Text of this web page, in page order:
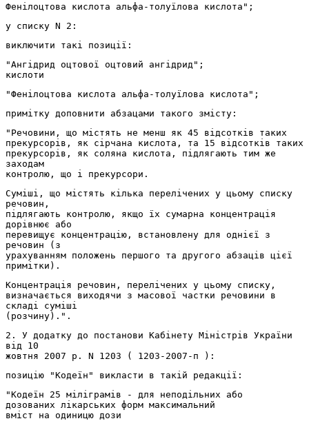
Фенілоцтова кислота альфа-толуїлова кислота";
у списку N 2:
виключити такі позиції:
"Ангідрид оцтової оцтовий ангідрид";
кислоти
"Фенілоцтова кислота альфа-толуїлова кислота";
примітку доповнити абзацами такого змісту:
"Речовини, що містять не менш як 45 відсотків таких
прекурсорів, як сірчана кислота, та 15 відсотків таких
прекурсорів, як соляна кислота, підлягають тим же
заходам
контролю, що і прекурсори.
Суміші, що містять кілька перелічених у цьому списку
речовин,
підлягають контролю, якщо їх сумарна концентрація
дорівнює або
перевищує концентрацію, встановлену для однієї з
речовин (з
урахуванням положень першого та другого абзаців цієї
примітки).
Концентрація речовин, перелічених у цьому списку,
визначається виходячи з масової частки речовини в
складі суміші
(розчину).".
2. У додатку до постанови Кабінету Міністрів України
від 10
жовтня 2007 р. N 1203 ( 1203-2007-п ):
позицію "Кодеїн" викласти в такій редакції:
"Кодеїн 25 міліграмів - для неподільних або
дозованих лікарських форм максимальний
вміст на одиницю дози